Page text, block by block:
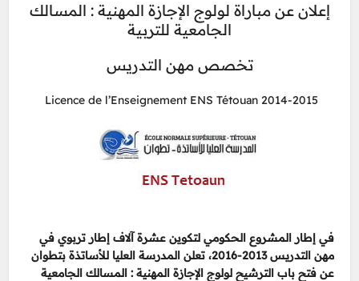
إعلان عن مباراة لولوج الإجازة المهنية : المسالك
الجامعية للتربية
تخصص مهن التدريس
Licence de l’Enseignement ENS Tétouan 2014-2015
في إطار المشروع الحكومي لتكوين عشرة آلاف إطار تربوي في
مهن التدريس 2013-2016، تعلن المدرسة العليا للأساتذة بتطوان
عن فتح باب الترشيح لولوج الإجازة المهنية : المسالك الجامعية